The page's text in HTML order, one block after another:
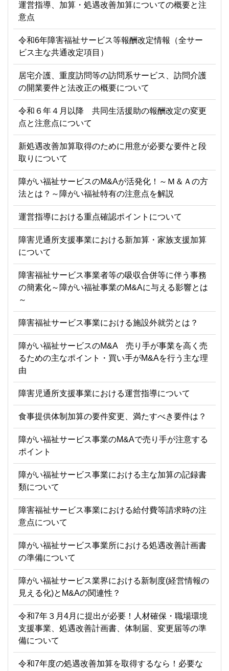
運営指導、加算・処遇改善加算についての概要と注
意点
令和6年障害福祉サービス等報酬改定情報（全サー
ビス主な共通改定項目）
居宅介護、重度訪問等の訪問系サービス、訪問介護
の開業要件と法改正の概要について
令和６年４月以降 共同生活援助の報酬改定の変更
点と注意点について
新処遇改善加算取得のために用意が必要な要件と段
取りについて
障がい福祉サービスのM&Aが活発化！～Ｍ＆Ａの方
法とは？～障がい福祉特有の注意点を解説
運営指導における重点確認ポイントについて
障害児通所支援事業における新加算・家族支援加算
について
障害福祉サービス事業者等の吸収合併等に伴う事務
の簡素化～障がい福祉事業のM&Aに与える影響とは
～
障害福祉サービス事業における施設外就労とは？
障がい福祉サービスのM&A 売り手が事業を高く売
るための主なポイント・買い手がM&Aを行う主な理
由
障害児通所支援事業における運営指導について
食事提供体制加算の要件変更、満たすべき要件は？
障がい福祉サービス事業のM&Aで売り手が注意する
ポイント
障がい福祉サービス事業における主な加算の記録書
類について
障害福祉サービス事業における給付費等請求時の注
意点について
障がい福祉サービス事業所における処遇改善計画書
の準備について
障がい福祉サービス業界における新制度(経営情報の
見える化)とM&Aの関連性？
令和7年３月4月に提出が必要！人材確保・職場環境
支援事業、処遇改善計画書、体制届、変更届等の準
備について
令和7年度の処遇改善加算を取得するなら！必要な